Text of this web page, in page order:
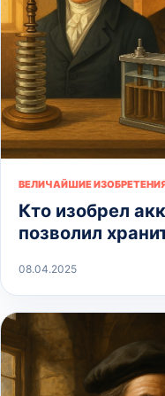
ВЕЛИЧАЙШИЕ
Кто изобрел
позволил
08.04.2025